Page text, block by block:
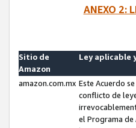
ANEXO 2:
Sitio de
Amazon
Ley aplicable
amazon.com.mx Este Acuerdo
conflicto de
el Programa de